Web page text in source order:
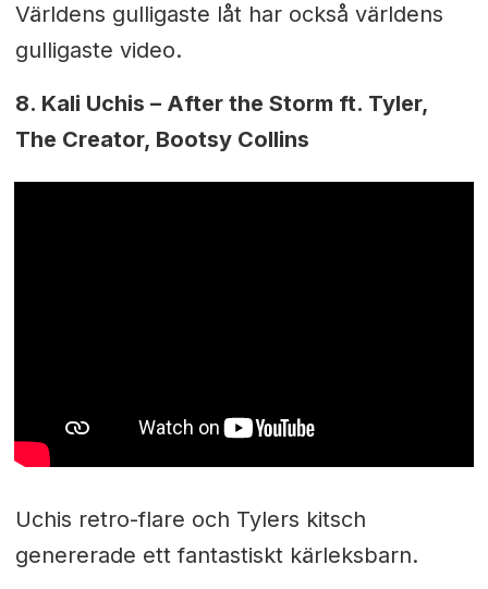
Världens gulligaste låt har också världens
gulligaste video.
8. Kali Uchis – After the Storm ft. Tyler,
The Creator, Bootsy Collins
Uchis retro-flare och Tylers kitsch
genererade ett fantastiskt kärleksbarn.